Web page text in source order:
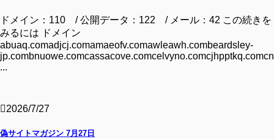
ドメイン：110 / 公開データ：122 / メール：42 この続きを
みるには ドメイン
abuaq.comadjcj.comamaeofv.comawleawh.combeardsley-
...
2026/7/27
偽サイトマガジン 7月27日